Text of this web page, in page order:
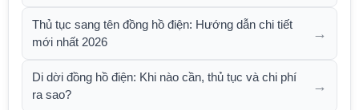
Thủ tục sang tên đồng hồ điện: Hướng dẫn chi tiết
mới nhất 2026
→
Di dời đồng hồ điện: Khi nào cần, thủ tục và chi phí
ra sao?
→